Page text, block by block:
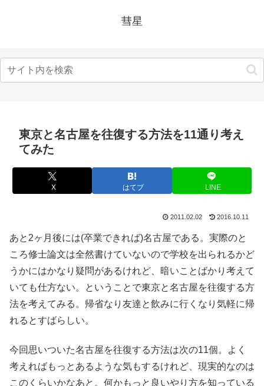
彗星
東京と名古屋を往復する方法を11通り考え
てみた
X はてブ LINE
2011.02.02 2016.10.11
あと2ヶ月後には(卒業できれば)名古屋である。実際のと
ころ修士論文は全然書けていないので学校を出られるかど
うかにはかなり疑問があるけれど、暗いことばかり考えて
いても仕方ない。ということで東京と名古屋を往復する方
法を考えてみる。帰省なり友達と飲みに行くなり気軽に帰
れるとすばらしい。
今回思いついた名古屋を往復する方法は次の11個。よく
考えればもっとあるような気もするけれど、現実的なのは
このくらいかなあと。何かもっと良いやり方を知っている